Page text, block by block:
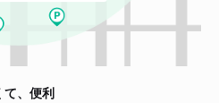
、便利